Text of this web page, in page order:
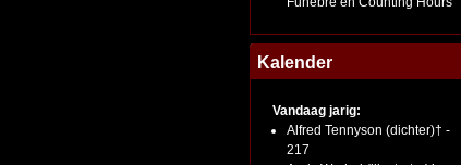
Kalender
Vandaag jarig:
Alfred Tennyson (dichter)† -
217